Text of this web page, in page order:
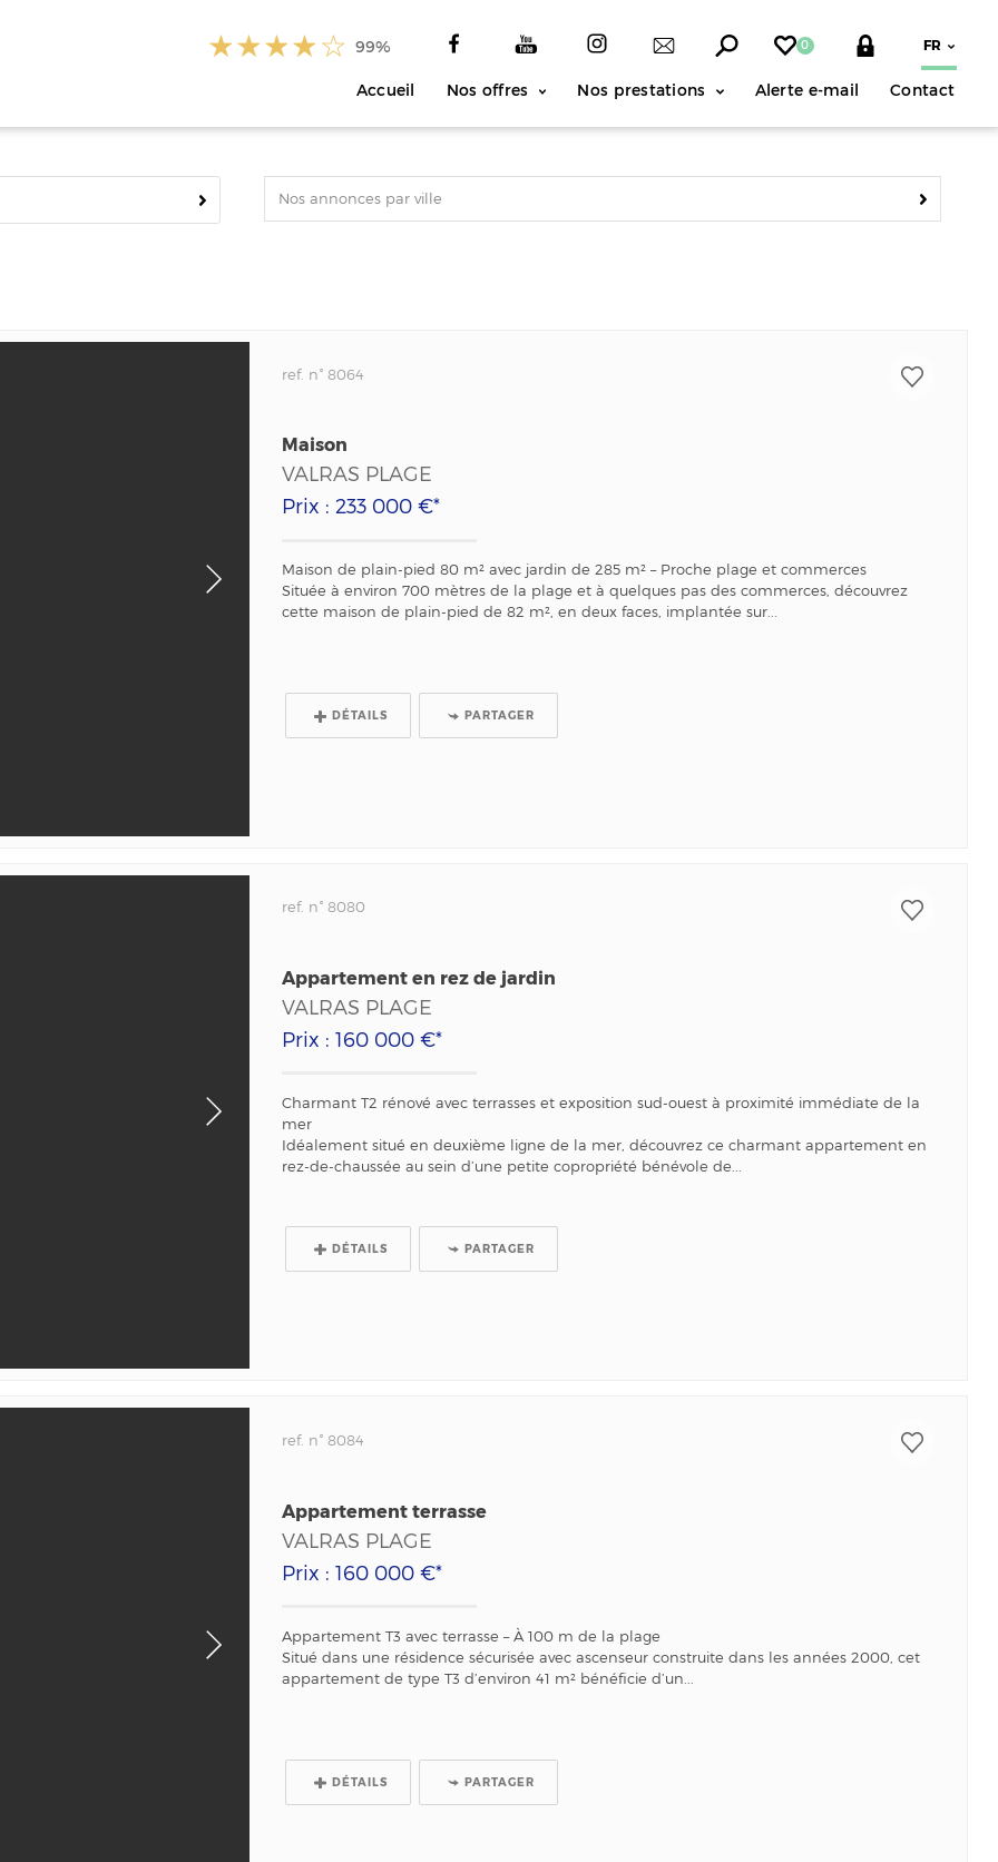
99% 0
Accueil Nos offres Nos prestations Alerte e-mail Contact
Nos annonces par ville
ref. n° 8064
Maison
VALRAS PLAGE
Prix : 233 000 €*
Maison de plain-pied 80 m² avec jardin de 285 m² – Proche plage et commerces
Située à environ 700 mètres de la plage et à quelques pas des commerces, découvrez
cette maison de plain-pied de 82 m², en deux faces, implantée sur...
DÉTAILS PARTAGER
ref. n° 8080
Appartement en rez de jardin
VALRAS PLAGE
Prix : 160 000 €*
Charmant T2 rénové avec terrasses et exposition sud-ouest à proximité immédiate de la
mer
Idéalement situé en deuxième ligne de la mer, découvrez ce charmant appartement en
rez-de-chaussée au sein d’une petite copropriété bénévole de...
DÉTAILS PARTAGER
ref. n° 8084
Appartement terrasse
VALRAS PLAGE
Prix : 160 000 €*
Appartement T3 avec terrasse – À 100 m de la plage
Situé dans une résidence sécurisée avec ascenseur construite dans les années 2000, cet
appartement de type T3 d’environ 41 m² bénéficie d’un...
DÉTAILS PARTAGER